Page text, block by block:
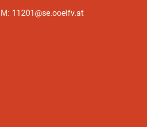
M: 11201@se.ooelfv.at